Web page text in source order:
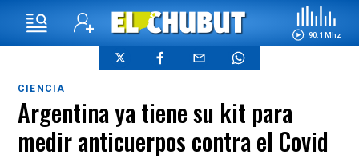
90.1 Mhz
CIENCIA
Argentina ya tiene su kit para
medir anticuerpos contra el Covid